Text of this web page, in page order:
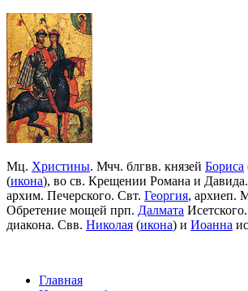
Мц. Христины. Мчч. блгвв. князей Бориса
(икона), во св. Крещении Романа и
архим. Печерского. Свт. Георгия, архиеп.
Обретение мощей прп. Далмата
диакона. Свв. Николая (икона) и Иоанна
Главная